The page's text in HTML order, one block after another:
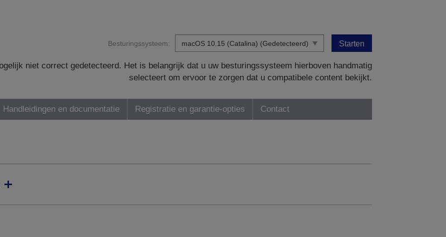
Besturingssysteem: Starten
niet correct gedetecteerd. Het is belangrijk dat u uw besturingssysteem hierboven handmatig
selecteert om ervoor te zorgen dat u compatibele content bekijkt.
Handleidingen en documentatie Registratie en garantie-opties Contact